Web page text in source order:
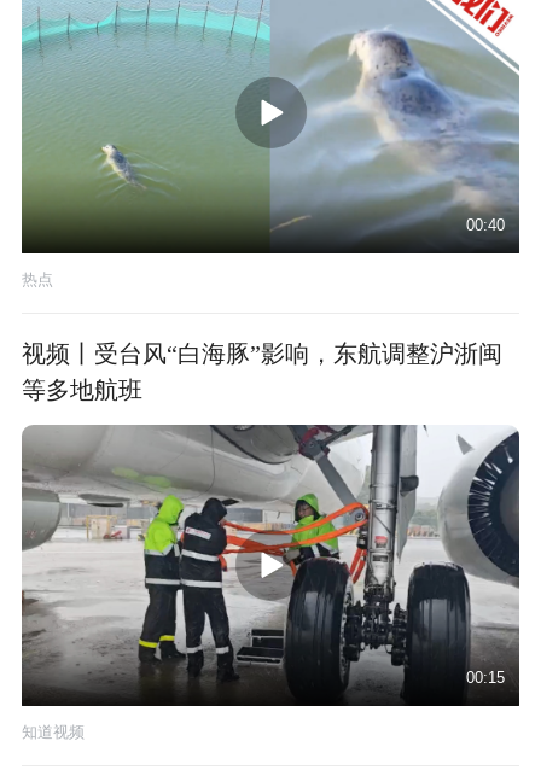
00:40
热点
视频丨受台风“白海豚”影响，东航调整沪浙闽
等多地航班
00:15
知道视频